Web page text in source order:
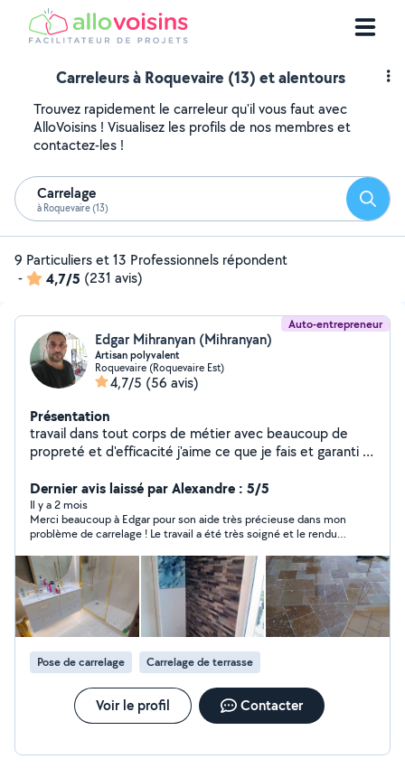
Carreleurs à Roquevaire (13) et alentours
Trouvez rapidement le carreleur qu'il vous faut avec
AlloVoisins ! Visualisez les profils de nos membres et
contactez-les !
Carrelage
à Roquevaire (13)
9 Particuliers et 13 Professionnels répondent
-
4,7/5 (231 avis)
Auto-entrepreneur
Edgar Mihranyan (Mihranyan)
Artisan polyvalent
Roquevaire (Roquevaire Est)
4,7/5 (56 avis)
Présentation
travail dans tout corps de métier avec beaucoup de
propreté et d'efficacité j'aime ce que je fais et garanti la
Dernier avis laissé par Alexandre : 5/5
Il y a 2 mois
Merci beaucoup à Edgar pour son aide très précieuse dans mon
problème de carrelage ! Le travail a été très soigné et le rendu
Pose de carrelage Carrelage de terrasse
Voir le profil Contacter